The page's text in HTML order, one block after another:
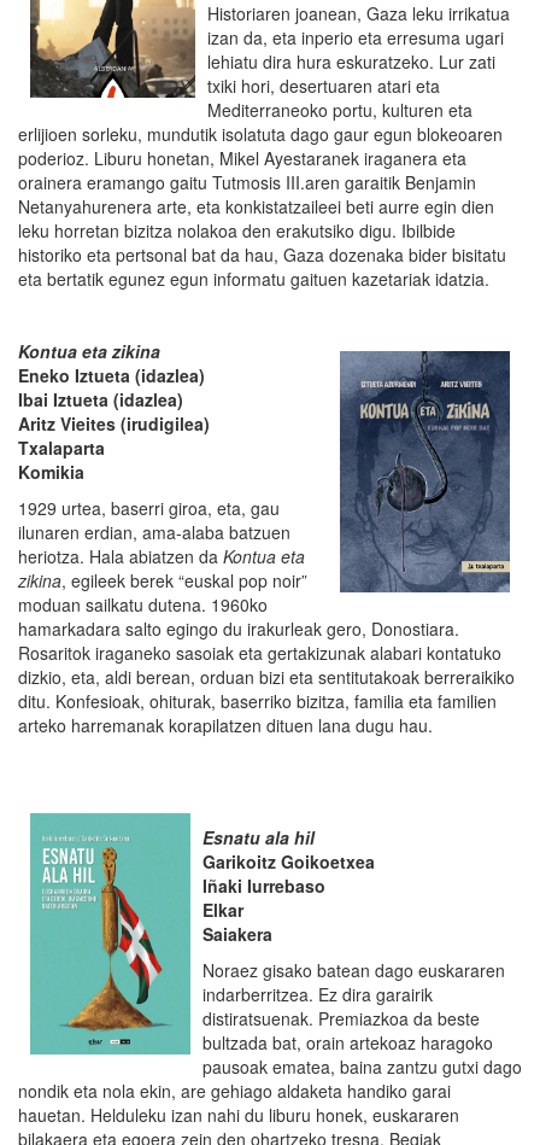
Historiaren joanean, Gaza leku irrikatua
izan da, eta inperio eta erresuma ugari
lehiatu dira hura eskuratzeko. Lur zati
txiki hori, desertuaren atari eta
Mediterraneoko portu, kulturen eta
erlijioen sorleku, mundutik isolatuta dago gaur egun blokeoaren
poderioz. Liburu honetan, Mikel Ayestaranek iraganera eta
orainera eramango gaitu Tutmosis III.aren garaitik Benjamin
Netanyahurenera arte, eta konkistatzaileei beti aurre egin dien
leku horretan bizitza nolakoa den erakutsiko digu. Ibilbide
historiko eta pertsonal bat da hau, Gaza dozenaka bider bisitatu
eta bertatik egunez egun informatu gaituen kazetariak idatzia.
Kontua eta zikina
Eneko Iztueta (idazlea)
Ibai Iztueta (idazlea)
Aritz Vieites (irudigilea)
Txalaparta
Komikia
1929 urtea, baserri giroa, eta, gau
ilunaren erdian, ama-alaba batzuen
heriotza. Hala abiatzen da Kontua eta
zikina, egileek berek “euskal pop noir”
moduan sailkatu dutena. 1960ko
hamarkadara salto egingo du irakurleak gero, Donostiara.
Rosaritok iraganeko sasoiak eta gertakizunak alabari kontatuko
dizkio, eta, aldi berean, orduan bizi eta sentitutakoak berreraikiko
ditu. Konfesioak, ohiturak, baserriko bizitza, familia eta familien
arteko harremanak korapilatzen dituen lana dugu hau.
Esnatu ala hil
Garikoitz Goikoetxea
Iñaki Iurrebaso
Elkar
Saiakera
Noraez gisako batean dago euskararen
indarberritzea. Ez dira garairik
distiratsuenak. Premiazkoa da beste
bultzada bat, orain artekoaz haragoko
pausoak ematea, baina zantzu gutxi dago
nondik eta nola ekin, are gehiago aldaketa handiko garai
hauetan. Helduleku izan nahi du liburu honek, euskararen
bilakaera eta egoera zein den ohartzeko tresna. Begiak